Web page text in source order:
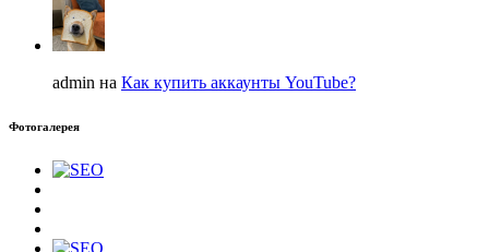
admin на Как купить аккаунты YouTube?
Фотогалерея